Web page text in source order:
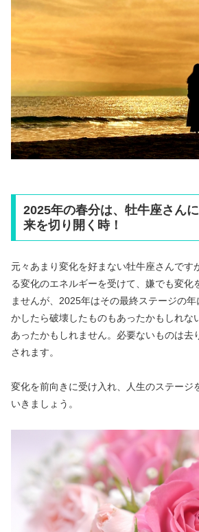
2025年の春分は、牡牛座さん
来を切り開く時！
元々あまり変化を好まない牡牛座さんです
る変化のエネルギーを受けて、嫌でも変化
ませんが、2025年はその最終ステージの
かしたら破壊したものもあったかもしれな
あったかもしれません。必要ないものは去
されます。
変化を前向きに受け入れ、人生のステージ
いきましょう。